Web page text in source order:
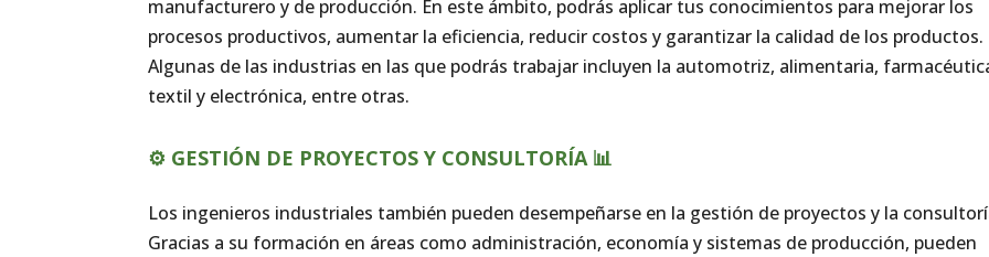
manufacturero y de producción. En este ámbito, podrás aplicar tus conocimientos para mejorar los
procesos productivos, aumentar la eficiencia, reducir costos y garantizar la calidad de los productos.
Algunas de las industrias en las que podrás trabajar incluyen la automotriz, alimentaria,
textil y electrónica, entre otras.
⚙️ GESTIÓN DE PROYECTOS Y CONSULTORÍA 📊
Los ingenieros industriales también pueden desempeñarse en la gestión de proyectos y la
Gracias a su formación en áreas como administración, economía y sistemas de producción, pueden